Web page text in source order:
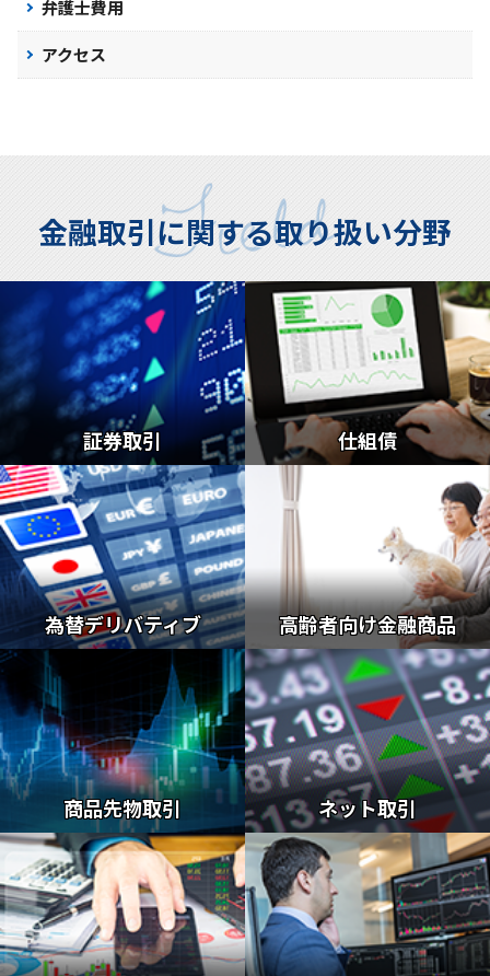
弁護士費用
アクセス
金融取引に関する取り扱い分野
証券取引 仕組債
為替デリバティブ 高齢者向け金融商品
商品先物取引 ネット取引